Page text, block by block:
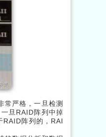
常严格，一旦检测
旦RAID阵列中掉
RAID阵列的，RAI